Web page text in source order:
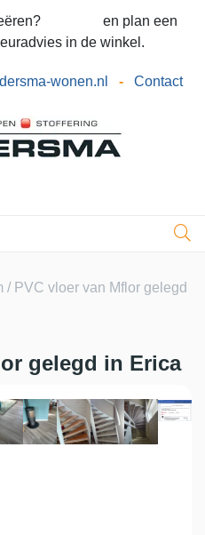
en plan een
in de winkel.
wonen.nl - Contact
/ PVC vloer van Mflor gelegd
gelegd in Erica